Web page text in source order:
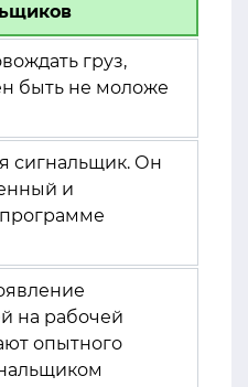
груз,
быть не моложе
сигнальщик. Он
и
на рабочей
опытного